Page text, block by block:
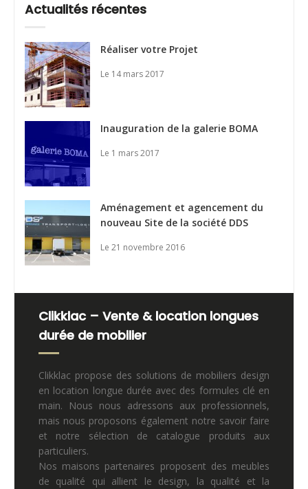
Actualités récentes
Réaliser votre Projet
Le 14 mars 2017
Inauguration de la galerie BOMA
Le 1 mars 2017
Aménagement et agencement du
nouveau Site de la société DDS
Le 21 novembre 2016
Clikklac – Vente & location longues
durée de mobilier
Clikklac propose des solutions de mobiliers design
en location longue durée avec des formules clé en
main. Nous nous adressons aux professionnels,
mais nous proposons également notre savoir faire
et notre sélection de catalogue produits aux
particuliers.
Nos maisons partenaires proposent des meubles
de qualité qui allient le design, la qualité et la